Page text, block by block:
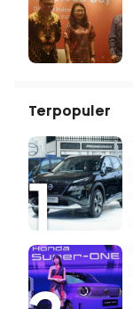
Terpopuler